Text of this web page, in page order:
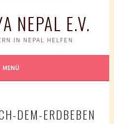
NEPAL E.V.
IN NEPAL HELFEN
MENÜ
DEM-ERDBEBEN